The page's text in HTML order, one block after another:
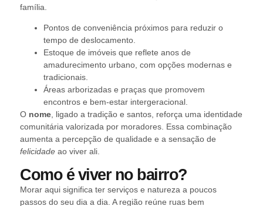
família.
Pontos de conveniência próximos para reduzir o
tempo de deslocamento.
Estoque de imóveis que reflete anos de
amadurecimento urbano, com opções modernas e
tradicionais.
Áreas arborizadas e praças que promovem
encontros e bem-estar intergeracional.
O nome , ligado a tradição e santos, reforça uma identidade
comunitária valorizada por moradores. Essa combinação
aumenta a percepção de qualidade e a sensação de
felicidade ao viver ali.
Como é viver no bairro?
Morar aqui significa ter serviços e natureza a poucos
passos do seu dia a dia. A região reúne ruas bem